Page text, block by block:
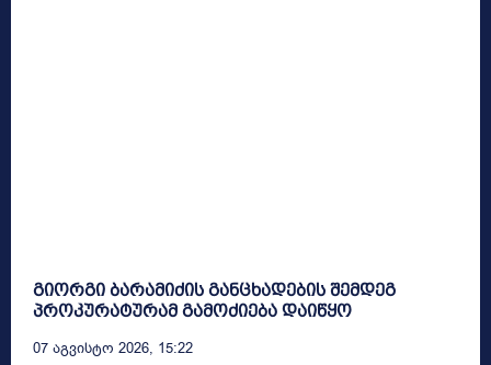
გიორგი ბარამიძის განცხადების შემდეგ
პროკურატურამ გამოძიება დაიწყო
07 Აგვისტო 2026, 15:22